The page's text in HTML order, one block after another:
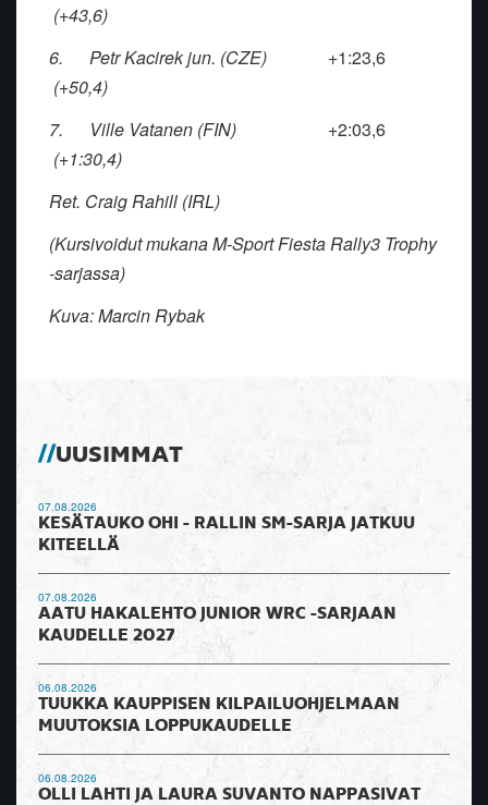
(+43,6)
6.
Petr Kacirek jun. (CZE) +1:23,6
(+50,4)
7.
Ville Vatanen (FIN) +2:03,6
(+1:30,4)
Ret. Craig Rahill (IRL)
(Kursivoidut mukana M-Sport Fiesta Rally3 Trophy
-sarjassa)
Kuva: Marcin Rybak
UUSIMMAT
07.08.2026
KESÄTAUKO OHI - RALLIN SM-SARJA JATKUU
KITEELLÄ
07.08.2026
AATU HAKALEHTO JUNIOR WRC -SARJAAN
KAUDELLE 2027
06.08.2026
TUUKKA KAUPPISEN KILPAILUOHJELMAAN
MUUTOKSIA LOPPUKAUDELLE
06.08.2026
OLLI LAHTI JA LAURA SUVANTO NAPPASIVAT